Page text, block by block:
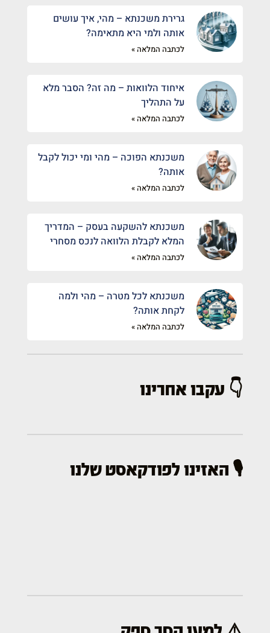
גרירת משכנתא – מהי, איך עושים
אותה ולמי היא מתאימה?
לכתבה המלאה »
איחוד הלוואות – מה זה? הסבר מלא
על התהליך
לכתבה המלאה »
משכנתא הפוכה – מהי ומי יכול לקבל
אותה?
לכתבה המלאה »
משכנתא להשקעה בעסק – המדריך
המלא לקבלת הלוואה לנכס מסחרי
לכתבה המלאה »
משכנתא לכל מטרה – מהי ולמה
לקחת אותה?
לכתבה המלאה »
👇 עקבו אחרינו
🎙️ האזינו לפודקאסט שלנו